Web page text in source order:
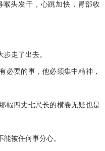
头发干，心跳加快，胃部收
走了出去。
要的事，他必须集中精神，
四丈七尺长的横卷无疑也是
被任何事分心。